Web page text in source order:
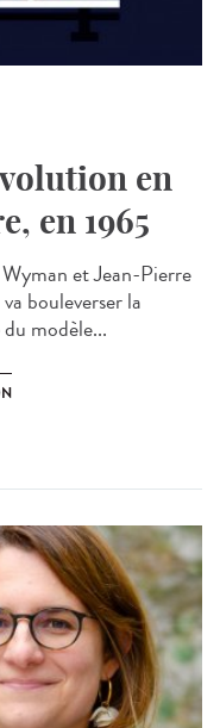
en
en 1965
et Jean-Pierre
bouleverser la
modèle...